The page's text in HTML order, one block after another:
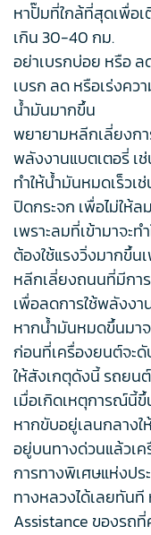
หาปั๊มที่ใกล้ที่สุดเพื่อ
เกิน 30-40 กม.
อย่าเบรกบ่อย หรือ ล
เบรก ลด หรือเร่งคว
น้ำมันมากขึ้น
พยายามหลีกเลี่ยงก
พลังงานแบตเตอรี่ เ
ทำให้น้ำมันหมดเร็วเ
ปิดกระจก เพื่อไม่ให้
เพราะลมที่เข้ามาจะ
ต้องใช้แรงวิ่งมากขึ้น
หลีกเลี่ยงถนนที่มีกา
เพื่อลดการใช้พลังง
หากน้ำมันหมดขึ้นมาจ
ก่อนที่เครื่องยนต์จะ
ให้สังเกตุดังนี้ รถยน
เมื่อเกิดเหตุการณ์นี้
หากขับอยู่เลนกลาง
อยู่บนทางด่วนแล้วเค
การทางพิเศษแห่งปร
ทางหลวงได้เลยทัน
Assistance ของรถ